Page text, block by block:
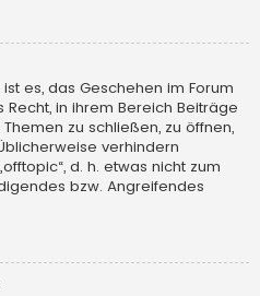
es, das Geschehen im Forum
in ihrem Bereich Beiträge
zu schließen, zu öffnen,
verhindern
d. h. etwas nicht zum
bzw. Angreifendes